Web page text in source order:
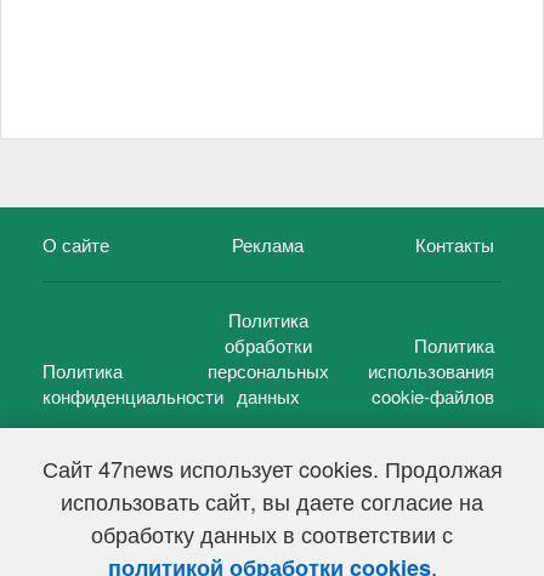
Сайт 47news использует cookies. Продолжая
использовать сайт, вы даете согласие на
обработку данных в соответствии с
политикой обработки cookies.
О сайте Реклама Контакты
Политика
конфиденциальности
Политика
обработки
персональных
данных
Политика
использования
cookie-файлов
47 новостей (47 news)2005 — 2026 г.
Свидетельство о регистрации СМИ Эл № ФС 77-39848, выдано
Федеральной службой по надзору в сфере связи,